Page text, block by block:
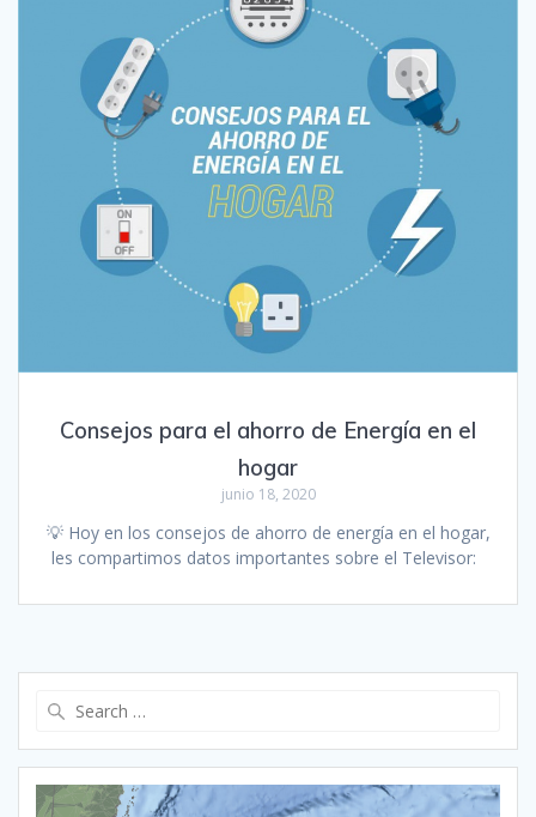
Consejos para el ahorro de Energía en el
hogar
junio 18, 2020
💡 Hoy en los consejos de ahorro de energía en el hogar,
les compartimos datos importantes sobre el Televisor: